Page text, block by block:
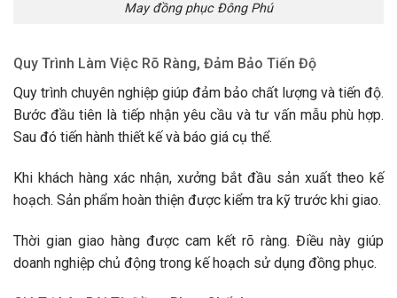
May đồng phục Đông Phú
Quy Trình Làm Việc Rõ Ràng, Đảm Bảo Tiến Độ
Quy trình chuyên nghiệp giúp đảm bảo chất lượng và tiến độ.
Bước đầu tiên là tiếp nhận yêu cầu và tư vấn mẫu phù hợp.
Sau đó tiến hành thiết kế và báo giá cụ thể.
Khi khách hàng xác nhận, xưởng bắt đầu sản xuất theo kế
hoạch. Sản phẩm hoàn thiện được kiểm tra kỹ trước khi giao.
Thời gian giao hàng được cam kết rõ ràng. Điều này giúp
doanh nghiệp chủ động trong kế hoạch sử dụng đồng phục.